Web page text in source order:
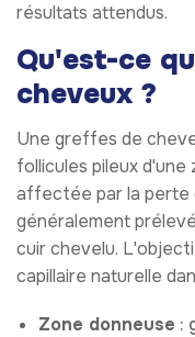
résultats attendus.
Qu'est-ce
cheveux ?
Une greffes de
follicules pileux
affectée par la perte
généralement
cuir chevelu.
capillaire naturelle
Zone donneuse :